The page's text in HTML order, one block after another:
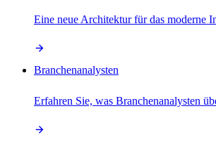
Eine neue Architektur für das moderne
Branchenanalysten
Erfahren Sie, was Branchenanalysten